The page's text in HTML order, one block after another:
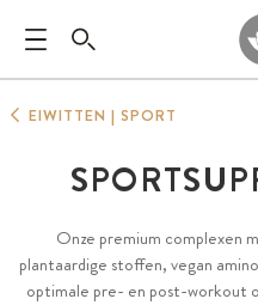
EIWITTEN | SPORT
Onze premium complexen
plantaardige stoffen, vegan
optimale pre- en post-workout